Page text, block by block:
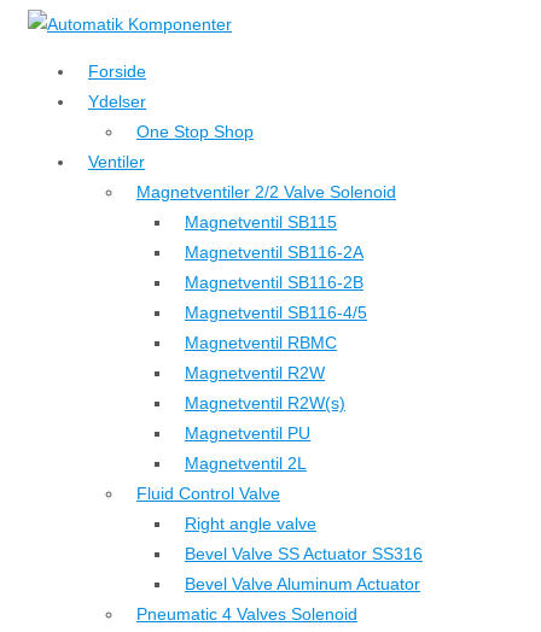
↓
hovedindhold
Forside
Ydelser
One Stop Shop
Ventiler
Magnetventiler 2/2 Valve Solenoid
Magnetventil SB115
Magnetventil SB116-2A
Magnetventil SB116-2B
Magnetventil SB116-4/5
Magnetventil RBMC
Magnetventil R2W
Magnetventil R2W(s)
Magnetventil PU
Magnetventil 2L
Fluid Control Valve
Right angle valve
Bevel Valve SS Actuator SS316
Bevel Valve Aluminum Actuator
Pneumatic 4 Valves Solenoid